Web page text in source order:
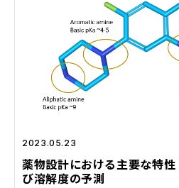
2023.05.23
薬物設計における主要な特
び溶解度の予測